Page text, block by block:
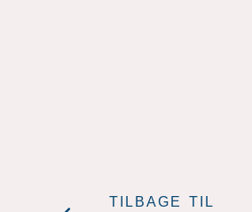
TILBAGE TIL